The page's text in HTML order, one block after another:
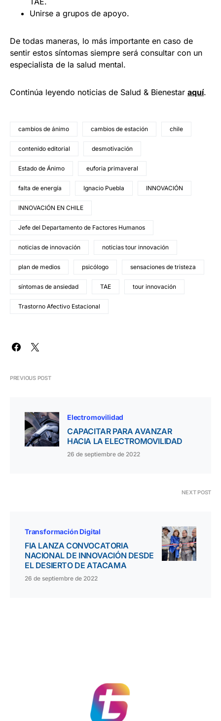
Unirse a grupos de apoyo.
De todas maneras, lo más importante en caso de
sentir estos síntomas siempre será consultar con un
especialista de la salud mental.
Continúa leyendo noticias de Salud & Bienestar aquí.
cambios de ánimo cambios de estación chile
contenido editorial desmotivación
Estado de Ánimo euforia primaveral
falta de energía Ignacio Puebla INNOVACIÓN
INNOVACIÓN EN CHILE
Jefe del Departamento de Factores Humanos
noticias de innovación noticias tour innovación
plan de medios psicólogo sensaciones de tristeza
síntomas de ansiedad TAE tour innovación
Trastorno Afectivo Estacional
PREVIOUS POST
Electromovilidad
CAPACITAR PARA AVANZAR
HACIA LA ELECTROMOVILIDAD
26 de septiembre de 2022
NEXT POST
Transformación Digital
FIA LANZA CONVOCATORIA
NACIONAL DE INNOVACIÓN DESDE
EL DESIERTO DE ATACAMA
26 de septiembre de 2022